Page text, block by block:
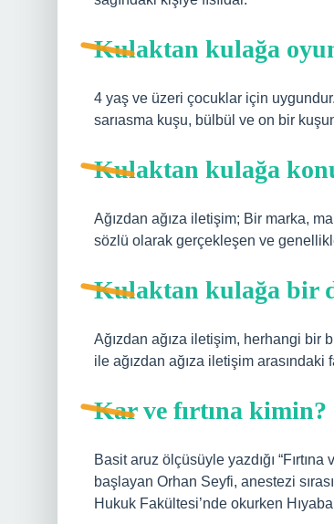
Kulaktan kulağa
4 yaş ve üzeri çocuklar için
sarıasma kuşu, bülbül ve on bir
Kulaktan kulağa
Ağızdan ağıza iletişim; Bir marka,
sözlü olarak gerçekleşen ve
Kulaktan kulağa bir
Ağızdan ağıza iletişim, herhangi bir
ile ağızdan ağıza iletişim
Kar ve fırtına kimin?
Basit aruz ölçüsüyle yazdığı
başlayan Orhan Seyfi, anestezi
Hukuk Fakültesi’nde okurken